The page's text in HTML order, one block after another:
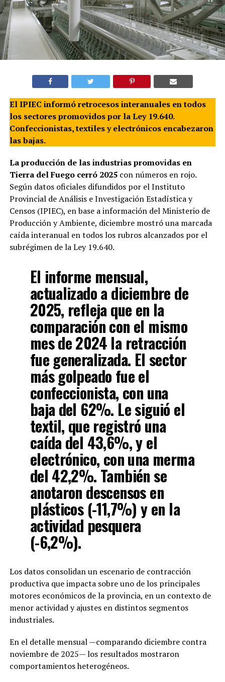
El IPIEC informó retrocesos interanuales en todos
los sectores promovidos por la Ley 19.640.
Confeccionistas, textiles y electrónicos encabezaron
las bajas.
La producción de las industrias promovidas en
Tierra del Fuego cerró 2025con números en rojo.
Según datos oficiales difundidos por el Instituto
Provincial de Análisis e Investigación Estadística y
Censos (IPIEC), en base a información del Ministerio de
Producción y Ambiente, diciembre mostró una marcada
caída interanual en todos los rubros alcanzados por el
subrégimen de la Ley 19.640.
El informe mensual,
actualizado adiciembre de
2025, refleja que en la
comparación con el mismo
mes de 2024 la retracción
fue generalizada. El sector
más golpeado fue el
confeccionista, con una
baja del 62%. Le siguió el
textil, que registró una
caída del 43,6%, y el
electrónico, con una merma
del 42,2%. También se
anotaron descensos en
plásticos (-11,7%) y en la
actividad pesquera
(-6,2%).
Los datos consolidan un escenario de contracción
productiva que impacta sobre uno de los principales
motores económicos de la provincia, en un contexto de
menor actividad y ajustes en distintos segmentos
industriales.
En el detalle mensual —comparando diciembre contra
noviembre de 2025— los resultados mostraron
comportamientos heterogéneos.